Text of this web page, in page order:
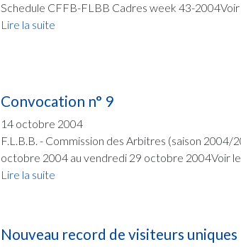
Schedule CFFB-FLBB Cadres week 43-2004Voir
Lire la suite
Convocation n° 9
14 octobre 2004
F.L.B.B. - Commission des Arbitres (saison
octobre 2004 au vendredi 29 octobre 2004Voir le
Lire la suite
Nouveau record de visiteurs uniques